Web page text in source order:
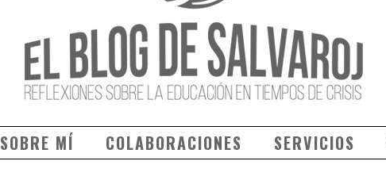
SOBRE MÍ COLABORACIONES SERVICIOS